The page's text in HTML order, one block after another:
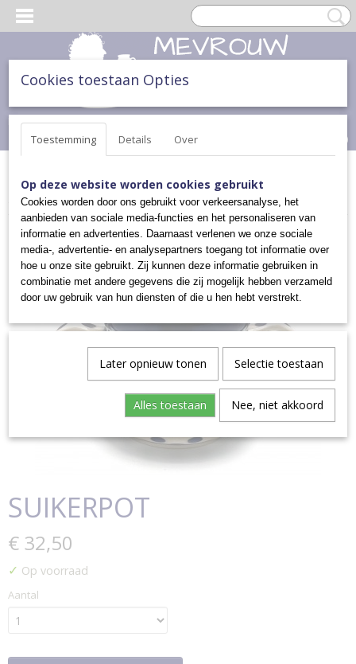
Inloggen Registreren
(0)
Home >THEE & TAART>MELKKANNETJES EN SUIKERPOTJES
SUIKERPOT
SUIKERPOT
€ 32,50
✓ Op voorraad
Aantal
Cookies toestaan Opties
Toestemming Details Over
Op deze website worden cookies gebruikt
Cookies worden door ons gebruikt voor verkeersanalyse, het
aanbieden van sociale media-functies en het personaliseren van
informatie en advertenties. Daarnaast verlenen we onze sociale
media-, advertentie- en analysepartners toegang tot informatie over
hoe u onze site gebruikt. Zij kunnen deze informatie gebruiken in
combinatie met andere gegevens die zij mogelijk hebben verzameld
door uw gebruik van hun diensten of die u hen hebt verstrekt.
Later opnieuw tonen Selectie toestaan
Alles toestaan Nee, niet akkoord